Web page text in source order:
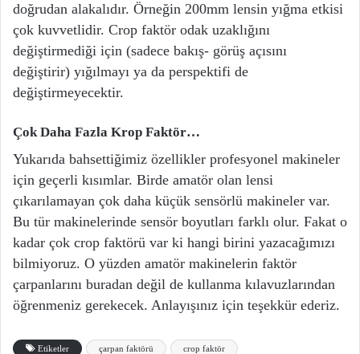
doğrudan alakalıdır. Örneğin 200mm lensin yığma etkisi
çok kuvvetlidir. Crop faktör odak uzaklığını
değiştirmediği için (sadece bakış- görüş açısını
değiştirir) yığılmayı ya da perspektifi de
değiştirmeyecektir.
Çok Daha Fazla Krop Faktör…
Yukarıda bahsettiğimiz özellikler profesyonel makineler
için geçerli kısımlar. Birde amatör olan lensi
çıkarılamayan çok daha küçük sensörlü makineler var.
Bu tür makinelerinde sensör boyutları farklı olur. Fakat o
kadar çok crop faktörü var ki hangi birini yazacağımızı
bilmiyoruz. O yüzden amatör makinelerin faktör
çarpanlarını buradan değil de kullanma kılavuzlarından
öğrenmeniz gerekecek. Anlayışınız için teşekkür ederiz.
Etiketler çarpan faktörü crop faktör